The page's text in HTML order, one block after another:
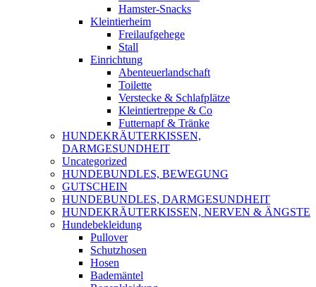
Hamster-Snacks
Kleintierheim
Freilaufgehege
Stall
Einrichtung
Abenteuerlandschaft
Toilette
Verstecke & Schlafplätze
Kleintiertreppe & Co
Futternapf & Tränke
HUNDEKRÄUTERKISSEN,
DARMGESUNDHEIT
Uncategorized
HUNDEBUNDLES, BEWEGUNG
GUTSCHEIN
HUNDEBUNDLES, DARMGESUNDHEIT
HUNDEKRÄUTERKISSEN, NERVEN & ÄNGSTE
Hundebekleidung
Pullover
Schutzhosen
Hosen
Bademäntel